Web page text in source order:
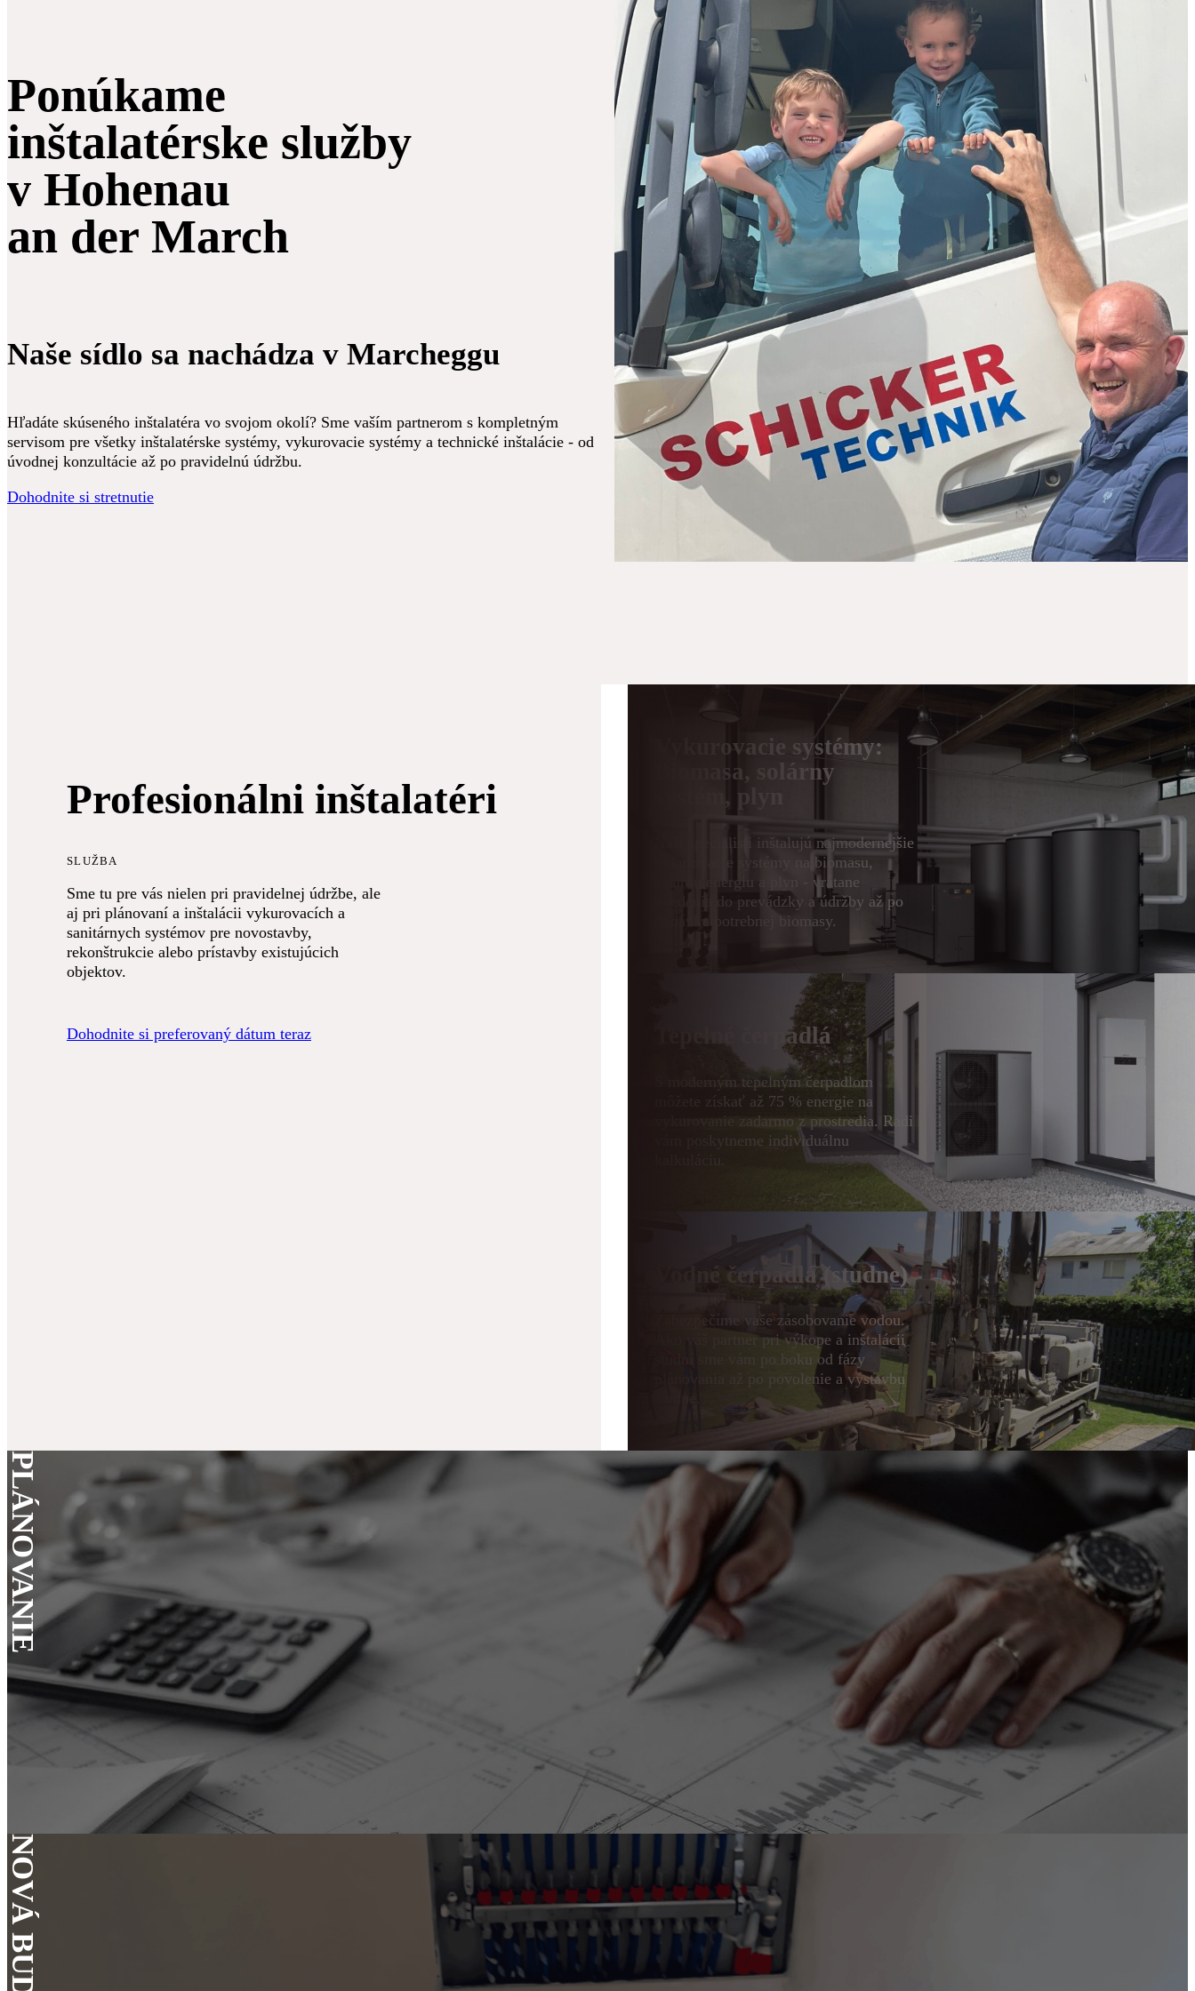
Ponúkame
inštalatérske služby
v Hohenau
an der March
Naše sídlo sa nachádza v Marcheggu
Hľadáte skúseného inštalatéra vo svojom okolí? Sme vaším partnerom s kompletným
servisom pre všetky inštalatérske systémy, vykurovacie systémy a technické inštalácie - od
úvodnej konzultácie až po pravidelnú údržbu.
Dohodnite si stretnutie
Profesionálni inštalatéri
SLUŽBA
Sme tu pre vás nielen pri pravidelnej údržbe, ale
aj pri plánovaní a inštalácii vykurovacích a
sanitárnych systémov pre novostavby,
rekonštrukcie alebo prístavby existujúcich
objektov.
Dohodnite si preferovaný dátum teraz
Vykurovacie systémy:
Biomasa, solárny
systém, plyn
Naši špecialisti inštalujú najmodernejšie
vykurovacie systémy na biomasu,
solárnu energiu a plyn - vrátane
uvedenia do prevádzky a údržby až po
dodávku potrebnej biomasy.
Tepelné čerpadlá
S moderným tepelným čerpadlom
môžete získať až 75 % energie na
vykurovanie zadarmo z prostredia. Radi
vám poskytneme individuálnu
Vodné čerpadlá (studne)
Zabezpečíme vaše zásobovanie vodou.
Ako váš partner pri výkope a inštalácii
studní sme vám po boku od fázy
plánovania až po povolenie a výstavbu
PLÁNOVANIE